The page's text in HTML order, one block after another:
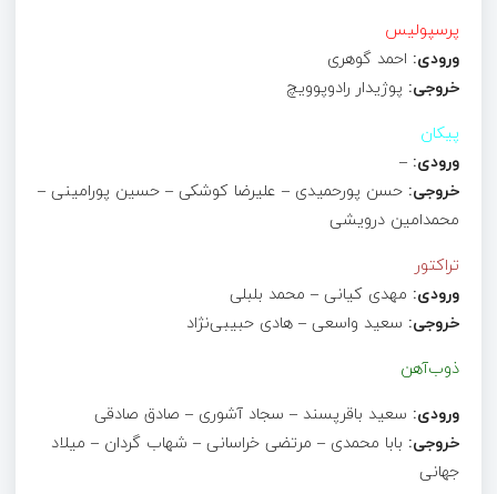
پرسپولیس
ورودی: احمد گوهری
خروجی: پوژیدار رادوپوویچ
پیکان
ورودی: –
خروجی: حسن پورحمیدی – علیرضا کوشکی – حسین پورامینی –
محمدامین درویشی
تراکتور
ورودی: مهدی کیانی – محمد بلبلی
خروجی: سعید واسعی – هادی حبیبی‌نژاد
ذوب‌آهن
ورودی: سعید باقرپسند – سجاد آشوری – صادق صادقی
خروجی: بابا محمدی – مرتضی خراسانی – شهاب گردان – میلاد
جهانی